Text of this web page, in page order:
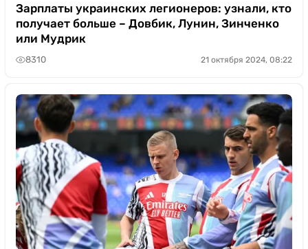
Зарплаты украинских легионеров: узнали, кто
получает больше – Довбик, Лунин, Зинченко
или Мудрик
8310 21 октября 2024, 08:22